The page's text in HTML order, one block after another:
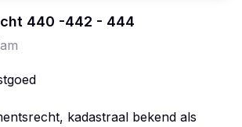
440 -442 - 444
kadastraal bekend als